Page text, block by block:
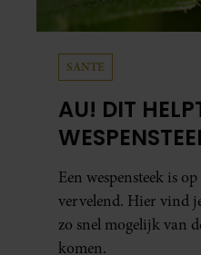
SANTE
AU! DIT
Een wespensteek is op
vervelend. Hier vind
zo snel mogelijk van
komen.